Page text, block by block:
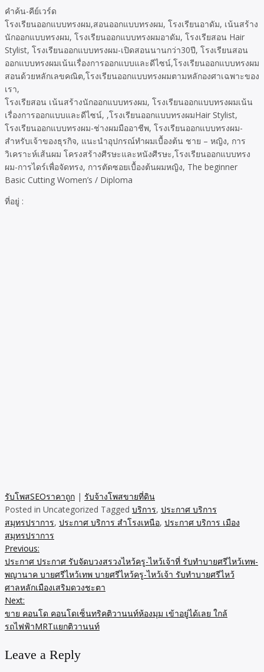
คำค้น-คีย์เวร์ด
โรงเรียนออกแบบทรงผม,สอนออกแบบทรงผม, โรงเรียนอาดัม, เน้นสร้าง
นักออกแบบทรงผม, โรงเรียนออกแบบทรงผมอาดัม, โรงเรียสอน Hair
Stylist, โรงเรียนออกแบบทรงผม-เปิดสอนนานกว่า30ปี, โรงเรียนสอน
ออกแบบทรงผมเน้นเรื่องการออกแบบและดีไซน์,โรงเรียนออกแบบทรงผม
สอนด้วยหลักเลขคณิต,โรงเรียนออกแบบทรงผมตามหลักองศาเฉพาะของ
เรา,
โรงเรียสอน เน้นสร้างนักออกแบบทรงผม, โรงเรียนออกแบบทรงผมเน้น
เรื่องการออกแบบและดีไซน์, ,โรงเรียนออกแบบทรงผมHair Stylist,
โรงเรียนออกแบบทรงผม-ช่างผมมืออาชีพ, โรงเรียนออกแบบทรงผม-
สำหรับเจ้าของธุรกิจ, แนะนำอุปกรณ์ทำผมเบื้องต้น ชาย – หญิง, การ
วิเคราะห์เส้นผม โครงสร้างศีรษะและหนังศีรษะ,โรงเรียนออกแบบทรง
ผม-การไดร์เพื่อจัดทรง, การตัดซอยเบื้องต้นผมหญิง, The beginner
Basic Cutting Women’s / Diploma
ที่อยู่ :
รับโพสSEOราคาถูก | รับจ้างโพสขายที่ดิน
Posted in Uncategorized Tagged บริการ, ประกาศ บริการ
สมุทรปราการ, ประกาศ บริการ สำโรงเหนือ, ประกาศ บริการ เมือง
สมุทรปราการ
Post
navigation
Previous:
ประกาศ ประกาศ รับจัดบวงสรวงไหว้ครู-ไหว้เจ้าที่ รับทำบายศรีไหว้เทพ-
พญานาค บายศรีไหว้เทพ บายศรีไหว้ครู-ไหว้เจ้า รับทำบายศรีไหว้
ศาลหลักเมืองเสริมดวงชะตา
Next:
ขาย คอนโด คอนโดเซ็นทริคติวานนท์ห้องมุม เข้าอยู่ได้เลย ใกล้
รถไฟฟ้าMRTแยกติวานนท์
Leave a Reply